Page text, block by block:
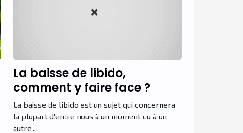
La baisse de libido,
comment y faire face ?
La baisse de libido est un sujet qui concernera
la plupart d'entre nous à un moment ou à un
autre...